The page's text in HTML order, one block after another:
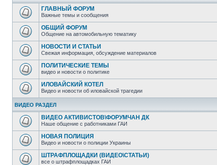
ГЛАВНЫЙ ФОРУМ
Важные темы и сообщения
ОБЩИЙ ФОРУМ
Общение на автомобильную тематику
НОВОСТИ И СТАТЬИ
Свежая информация, обсуждение материалов
ПОЛИТИЧЕСКИЕ ТЕМЫ
видео и новости о политике
ИЛОВАЙСКИЙ КОТЕЛ
Видео и новости об иловайской трагедии
ВИДЕО РАЗДЕЛ
ВИДЕО АКТИВИСТОВ\ФОРУМЧАН ДК
Наше общение с работниками ГАИ
НОВАЯ ПОЛИЦИЯ
Видео и новости о полиции Украины
ШТРАФПЛОЩАДКИ (ВИДЕО\СТАТЬИ)
все о штрафплощадках ГАИ